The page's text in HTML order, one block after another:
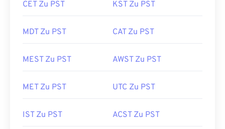
CET Zu PST KST Zu PST
MDT Zu PST CAT Zu PST
MEST Zu PST AWST Zu PST
MET Zu PST UTC Zu PST
IST Zu PST ACST Zu PST